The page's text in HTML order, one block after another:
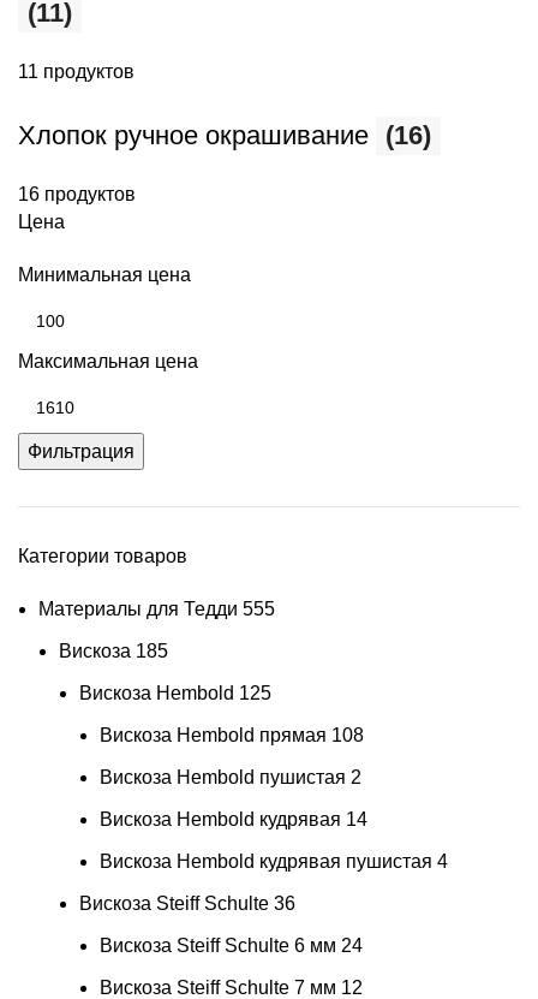
(11)
11 продуктов
Хлопок ручное окрашивание (16)
16 продуктов
Цена
Минимальная цена
Максимальная цена
Фильтрация
Категории товаров
Материалы для Тедди 555
Вискоза 185
Вискоза Hembold 125
Вискоза Hembold прямая 108
Вискоза Hembold пушистая 2
Вискоза Hembold кудрявая 14
Вискоза Hembold кудрявая пушистая 4
Вискоза Steiff Schulte 36
Вискоза Steiff Schulte 6 мм 24
Вискоза Steiff Schulte 7 мм 12